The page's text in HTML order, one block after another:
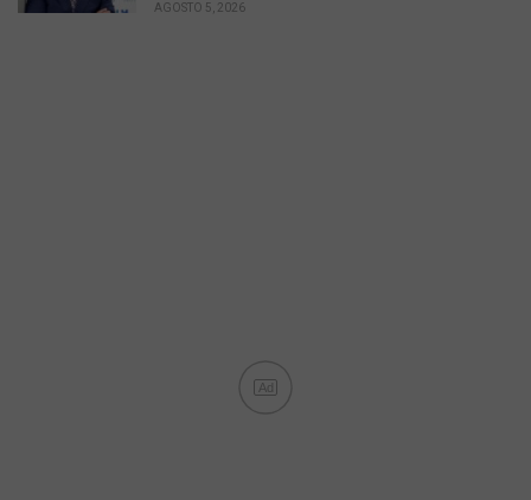
AGOSTO 5, 2026
Ad